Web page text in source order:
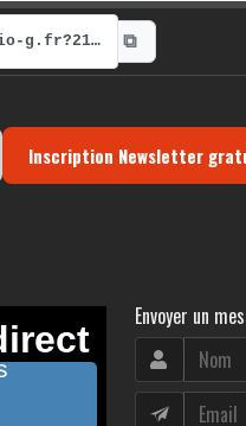
https://radio-g.fr?21864 ⧉
Inscription Newsletter
Envoyer un